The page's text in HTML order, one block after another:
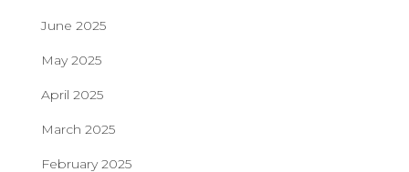
June 2025
May 2025
April 2025
March 2025
February 2025